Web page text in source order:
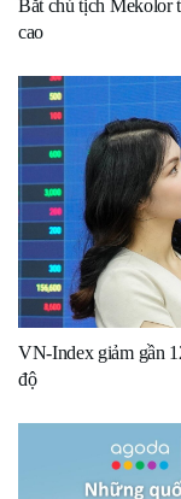
Bắt chủ tịch Mekolor
cao
VN-Index giảm gần
độ